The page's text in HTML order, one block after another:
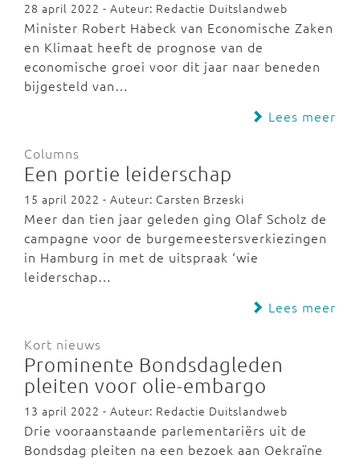
28 april 2022 - Auteur: Redactie Duitslandweb
Minister Robert Habeck van Economische Zaken
en Klimaat heeft de prognose van de
economische groei voor dit jaar naar beneden
bijgesteld van…
Lees meer
Columns
Een portie leiderschap
15 april 2022 - Auteur: Carsten Brzeski
Meer dan tien jaar geleden ging Olaf Scholz de
campagne voor de burgemeestersverkiezingen
in Hamburg in met de uitspraak ‘wie
leiderschap…
Lees meer
Kort nieuws
Prominente Bondsdagleden
pleiten voor olie-embargo
13 april 2022 - Auteur: Redactie Duitslandweb
Drie vooraanstaande parlementariërs uit de
Bondsdag pleiten na een bezoek aan Oekraïne